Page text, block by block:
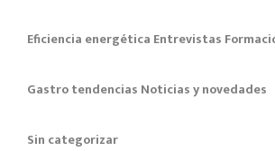
Eficiencia energética Entrevistas
Gastro tendencias Noticias y novedades
Sin categorizar